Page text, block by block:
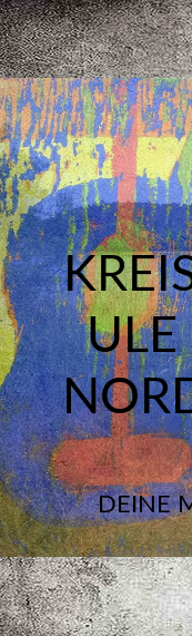
ULE
DEINE